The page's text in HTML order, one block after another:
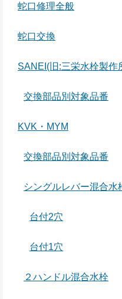
蛇口修理全般
蛇口交換
SANEI(旧:三栄水栓製作
交換部品別対象品番
KVK・MYM
交換部品別対象品番
シングルレバー混合水
台付2穴
台付1穴
２ハンドル混合水栓